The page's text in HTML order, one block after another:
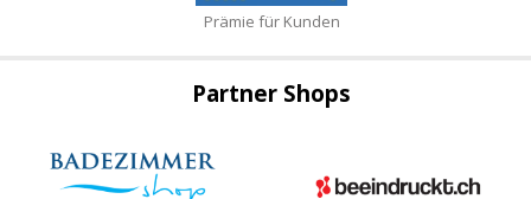
Prämie für Kunden
Partner Shops